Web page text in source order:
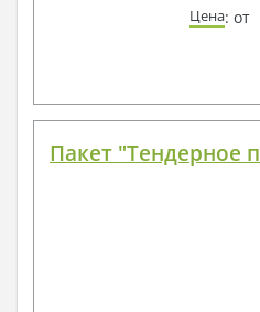
Цена: от
Пакет "Тендерное